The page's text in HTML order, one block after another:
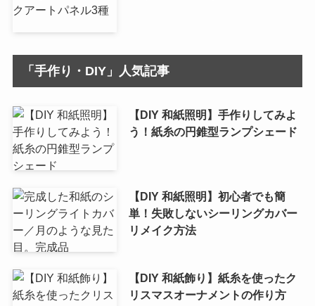
「手作り・DIY」人気記事
【DIY 和紙照明】手作りしてみよ
う！紙糸の円錐型ランプシェード
【DIY 和紙照明】初心者でも簡
単！失敗しないシーリングカバー
リメイク方法
【DIY 和紙飾り】紙糸を使ったク
リスマスオーナメントの作り方